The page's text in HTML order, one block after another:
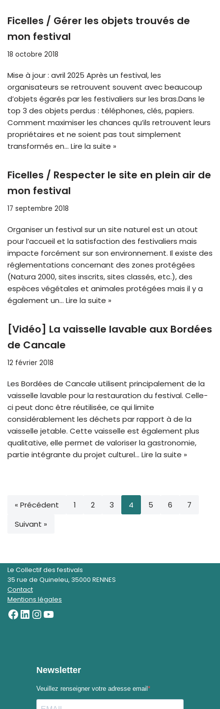
Ficelles / Gérer les objets trouvés de
mon festival
18 octobre 2018
Mise à jour : avril 2025 Après un festival, les
organisateurs se retrouvent souvent avec beaucoup
d’objets égarés par les festivaliers sur les bras.Dans le
top 3 des objets perdus : téléphones, clés, papiers.
Comment maximiser les chances qu’ils retrouvent leurs
propriétaires et ne soient pas tout simplement
transformés en… Lire la suite »
Ficelles / Respecter le site en plein air de
mon festival
17 septembre 2018
Organiser un festival sur un site naturel est un atout
pour l’accueil et la satisfaction des festivaliers mais
impacte forcément sur son environnement. Il existe des
réglementations concernant des zones protégées
(Natura 2000, sites inscrits, sites classés, etc.), des
espèces végétales et animales protégées mais il y a
également un… Lire la suite »
[Vidéo] La vaisselle lavable aux Bordées
de Cancale
12 février 2018
Les Bordées de Cancale utilisent principalement de la
vaisselle lavable pour la restauration du festival. Celle-
ci peut donc être réutilisée, ce qui limite
considérablement les déchets par rapport à de la
vaisselle jetable. Cette vaisselle est également plus
qualitative, elle permet de valoriser la gastronomie,
partie intégrante du projet culturel… Lire la suite »
« Précédent 1 2 3 4 5 6
7
Suivant »
Le Collectif des festivals
35 rue de Quineleu, 35000 RENNES
Contact
Mentions légales